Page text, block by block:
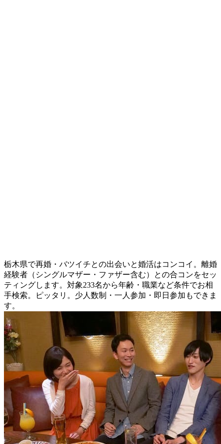
栃木県で再婚・バツイチとの出会いと婚活はコンコイ。離婚
経験者（シングルマザー・ファザー含む）との合コンをセッ
ティングします。対象233名から年齢・職業など条件でお相
手検索。ピッタリ。少人数制・一人参加・即日参加もできま
す。